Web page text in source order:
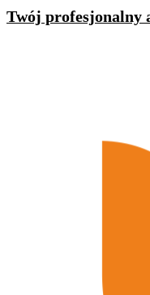
Twój profesjonalny